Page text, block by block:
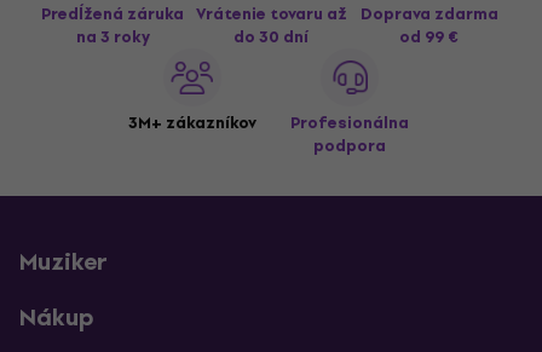
Predĺžená záruka
na 3 roky
Vrátenie tovaru až
do 30 dní
Doprava zdarma
od 99 €
3M+ zákazníkov
Profesionálna
podpora
Muziker
Nákup